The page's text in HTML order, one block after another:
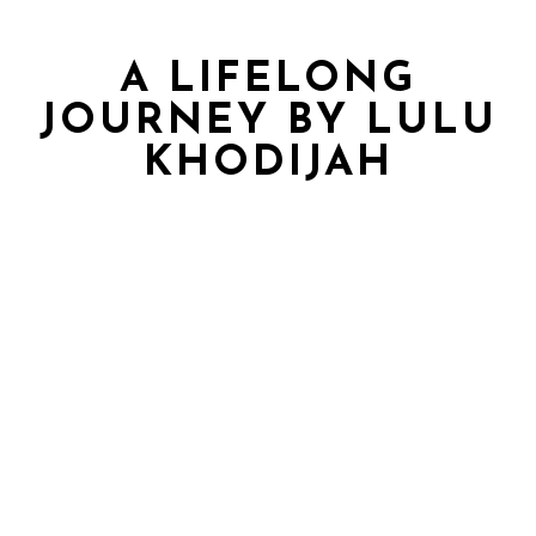
A LIFELONG
JOURNEY BY LULU
KHODIJAH